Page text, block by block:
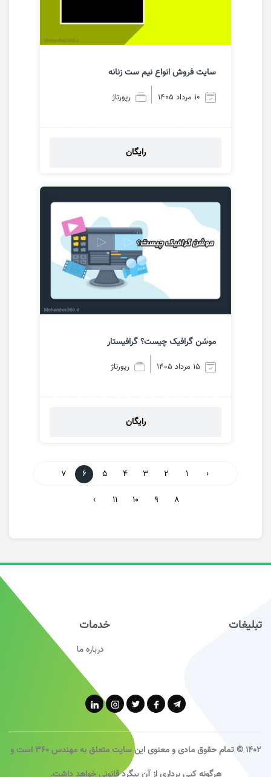
سایت فروش انواع نیم ست زنانه
10 مرداد 1405 رپورتاژ
رایگان
موشن گرافیک چیست؟ گرافیستار
15 مرداد 1405 رپورتاژ
رایگان
‹
1
2
3
4
5
6
7
8
9
10
11
›
خدمات
درباره ما
تبلیغات
1402 © تمام حقوق مادی و معنوی این سایت متعلق به مهندس 360
است و